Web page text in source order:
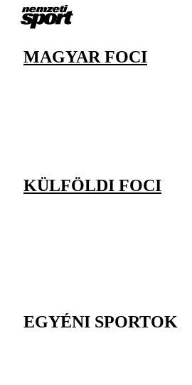
MAGYAR FOCI
KÜLFÖLDI FOCI
EGYÉNI SPORTOK